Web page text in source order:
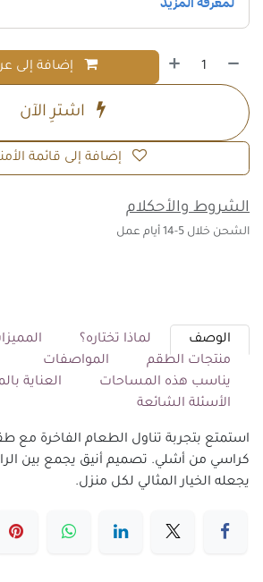
إضافة إلى
اشترِ الآن
إضافة إلى قائمة
الشروط والأحكلام
الشحن خلال 5-14 أيام عمل
الوصف لماذا تختاره؟
منتجات الطقم
المواصفات
يناسب هذه المساحات
العناية
الأسئلة الشائعة
كراسي من أشلي. تصميم أنيق يجمع بين
يجعله الخيار المثالي لكل منزل.